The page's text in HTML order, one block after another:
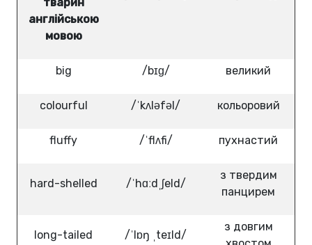
англійською
мовою
big /bɪɡ/ великий
colourful /ˈkʌləfəl/ кольоровий
fluffy /ˈflʌfi/ пухнастий
hard-shelled /ˈhɑːdˌʃeld/
з твердим
панцирем
long-tailed /ˈlɒŋ ˌteɪld/
з довгим